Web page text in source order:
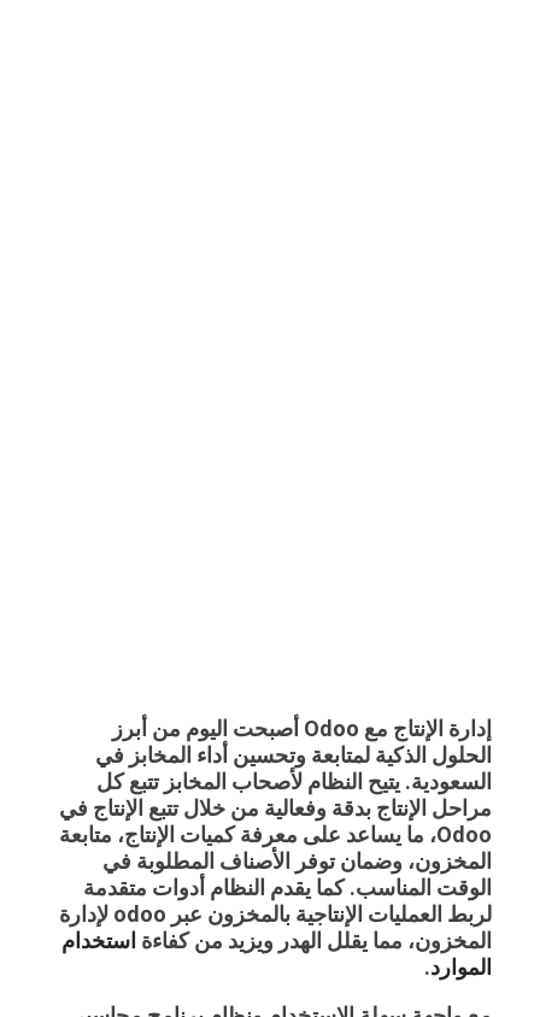
إدارة الإنتاج مع Odoo
أصبحت اليوم من أبرز
الحلول الذكية لمتابعة وتحسين أداء المخابز في
السعودية. يتيح النظام لأصحاب المخابز تتبع كل
مراحل الإنتاج بدقة وفعالية من خلالتتبع الإنتاج في
Odoo، ما يساعد على معرفة كميات الإنتاج، متابعة
المخزون، وضمان توفر الأصناف المطلوبة في
الوقت المناسب. كما يقدم النظام أدوات متقدمة
لربط العمليات الإنتاجية بالمخزون عبر
odoo لإدارة
المخزون، مما يقلل الهدر ويزيد من كفاءة استخدام
الموارد.